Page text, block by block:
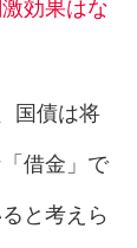
効果はな
国債は将
借金」で
と考えら